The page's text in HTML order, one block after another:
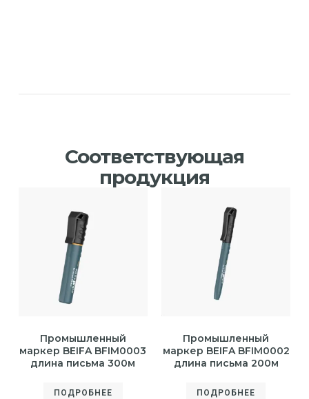
Соответствующая
продукция
Промышленный
маркер BEIFA BFIM0003
длина письма 300м
ПОДРОБНЕЕ
Промышленный
маркер BEIFA BFIM0002
длина письма 200м
ПОДРОБНЕЕ